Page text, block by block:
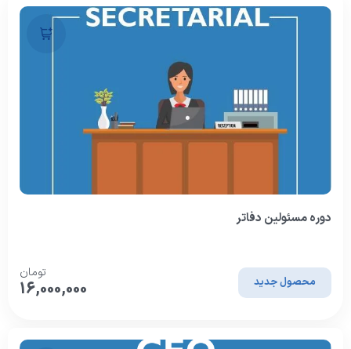
دوره مسئولین دفاتر
محصول جدید
تومان
16,000,000